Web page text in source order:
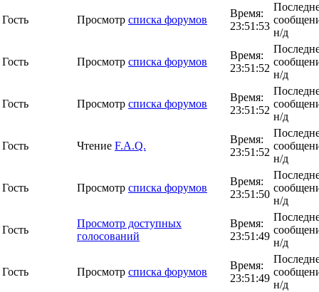
Гость Просмотр списка форумов
Время:
23:51:53
н/д
Гость Просмотр списка форумов
Время:
23:51:52
н/д
Гость Просмотр списка форумов
Время:
23:51:52
н/д
Гость Чтение F.A.Q.
Время:
23:51:52
н/д
Гость Просмотр списка форумов
Время:
23:51:50
н/д
Гость
Просмотр доступных
голосований
Время:
23:51:49
н/д
Гость Просмотр списка форумов
Время:
23:51:49
н/д